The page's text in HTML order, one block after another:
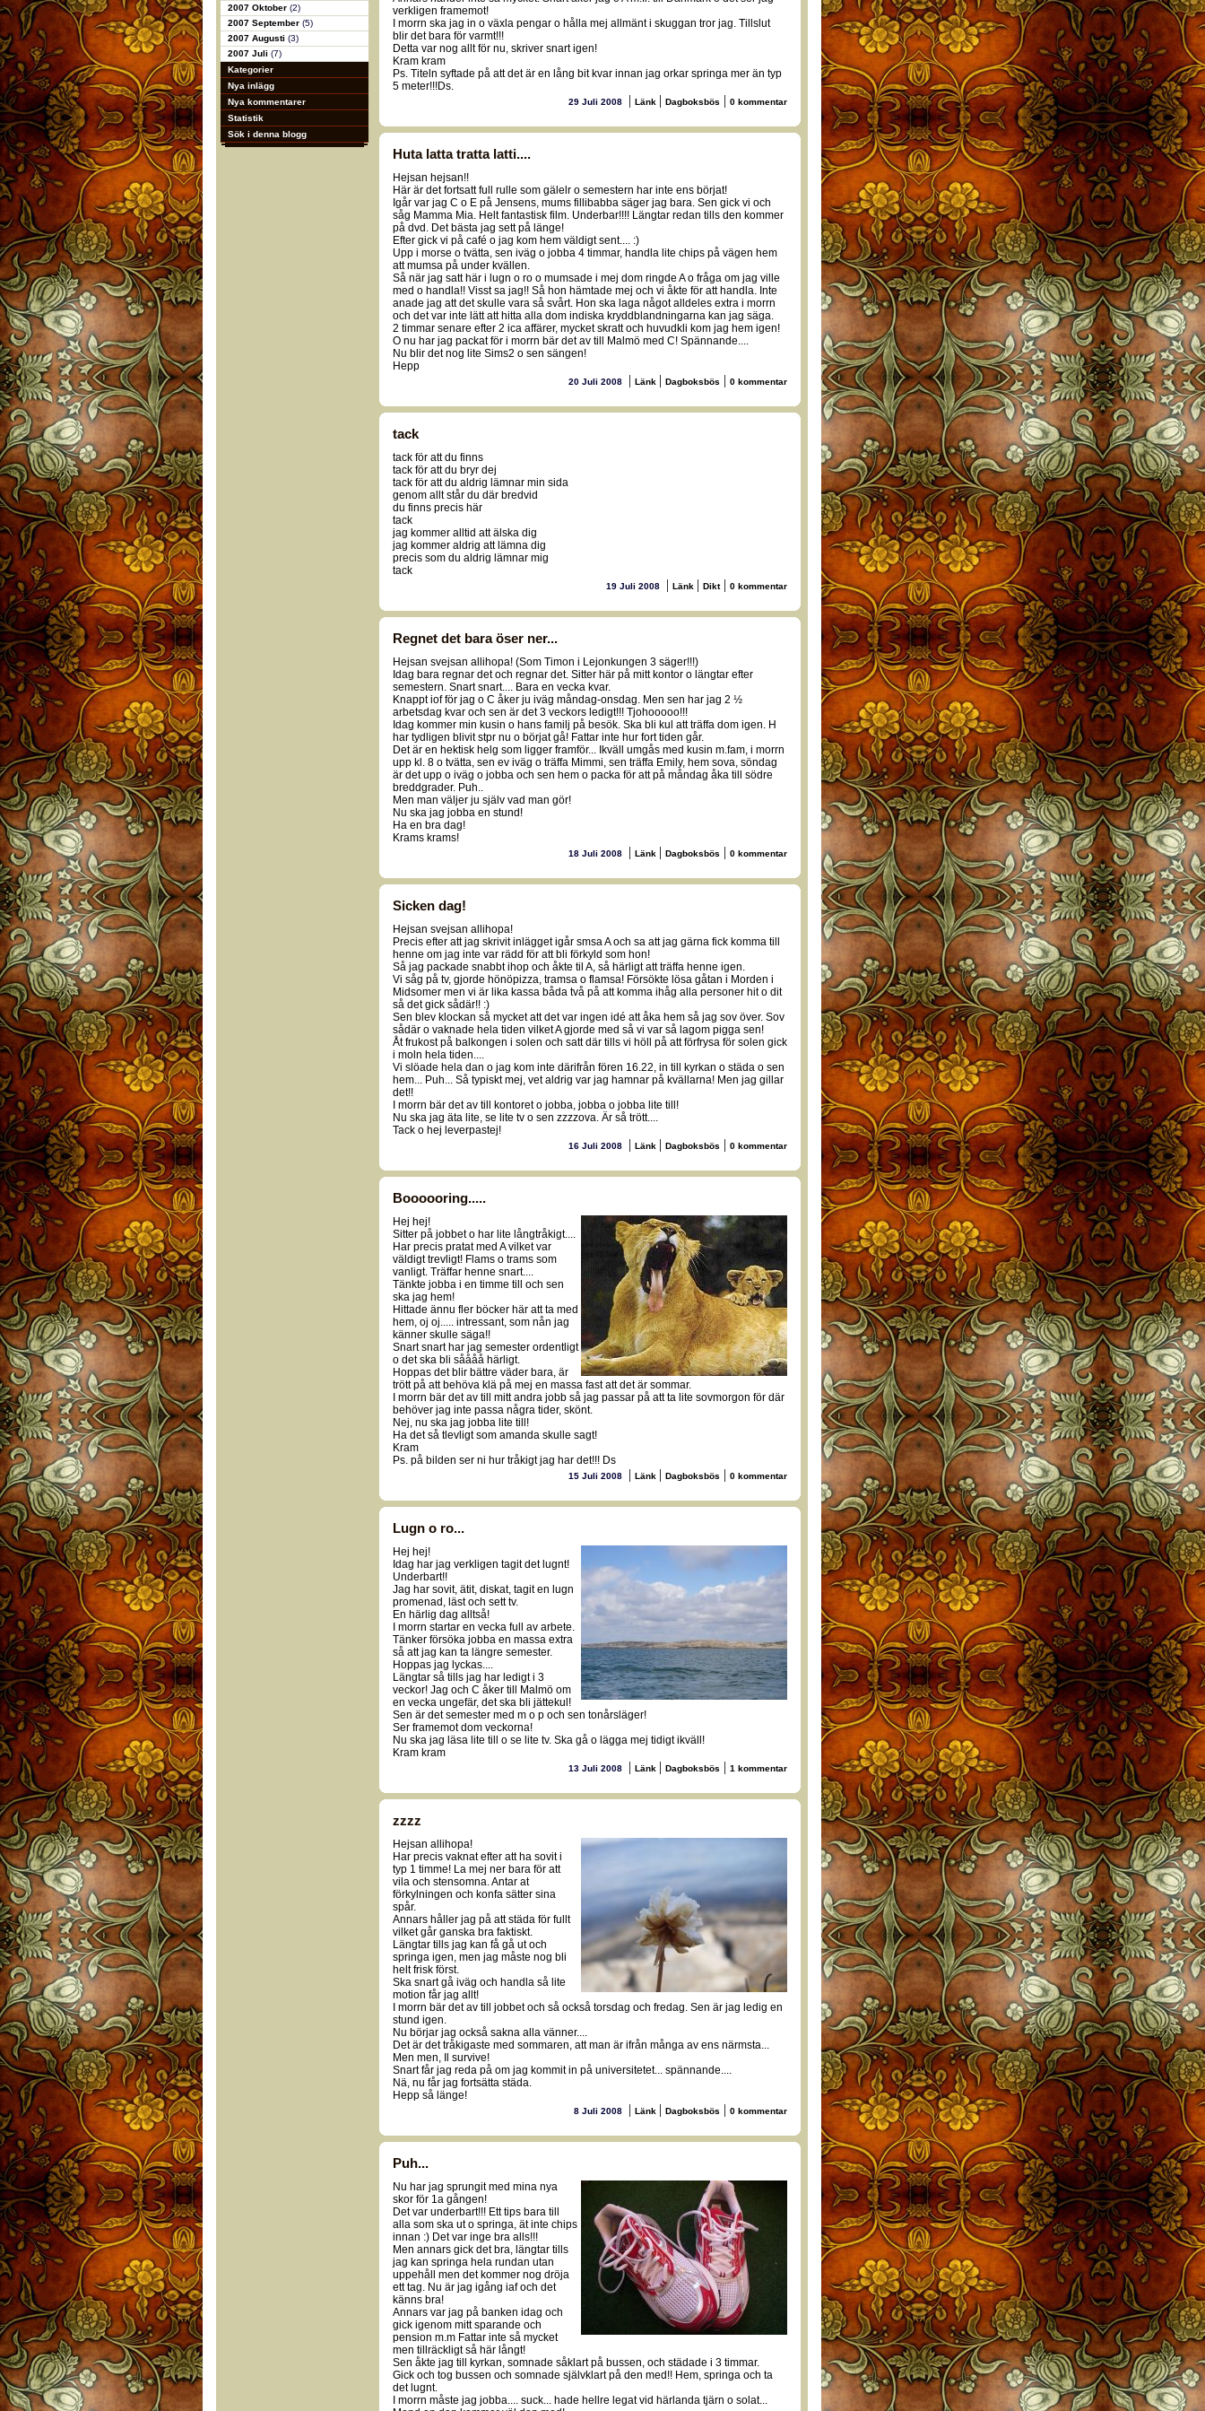
2007 Oktober (2)
2007 September (5)
2007 Augusti (3)
2007 Juli (7)
Kategorier
Nya inlägg
Nya kommentarer
Statistik
Sök i denna blogg
verkligen framemot!
I morrn ska jag in o växla pengar o hålla mej allmänt i skuggan tror jag. Tillslut
blir det bara för varmt!!!
Detta var nog allt för nu, skriver snart igen!
Kram kram
Ps. Titeln syftade på att det är en lång bit kvar innan jag orkar springa mer än typ
5 meter!!!Ds.
29 Juli 2008 | Länk | Dagboksbös | 0 kommentar
Huta latta tratta latti....
Hejsan hejsan!!
Här är det fortsatt full rulle som gälelr o semestern har inte ens börjat!
Igår var jag C o E på Jensens, mums fillibabba säger jag bara. Sen gick vi och
såg Mamma Mia. Helt fantastisk film. Underbar!!!! Längtar redan tills den kommer
på dvd. Det bästa jag sett på länge!
Efter gick vi på café o jag kom hem väldigt sent.... :)
Upp i morse o tvätta, sen iväg o jobba 4 timmar, handla lite chips på vägen hem
att mumsa på under kvällen.
Så när jag satt här i lugn o ro o mumsade i mej dom ringde A o fråga om jag ville
med o handla!! Visst sa jag!! Så hon hämtade mej och vi åkte för att handla. Inte
anade jag att det skulle vara så svårt. Hon ska laga något alldeles extra i morrn
och det var inte lätt att hitta alla dom indiska kryddblandningarna kan jag säga.
2 timmar senare efter 2 ica affärer, mycket skratt och huvudkli kom jag hem igen!
O nu har jag packat för i morrn bär det av till Malmö med C! Spännande....
Nu blir det nog lite Sims2 o sen sängen!
Hepp
20 Juli 2008 | Länk | Dagboksbös | 0 kommentar
tack
tack för att du finns
tack för att du bryr dej
tack för att du aldrig lämnar min sida
genom allt står du där bredvid
du finns precis här
tack
jag kommer alltid att älska dig
jag kommer aldrig att lämna dig
precis som du aldrig lämnar mig
tack
19 Juli 2008 | Länk | Dikt| 0 kommentar
Regnet det bara öser ner...
Hejsan svejsan allihopa! (Som Timon i Lejonkungen 3 säger!!!)
Idag bara regnar det och regnar det. Sitter här på mitt kontor o längtar efter
semestern. Snart snart.... Bara en vecka kvar.
Knappt iof för jag o C åker ju iväg måndag-onsdag. Men sen har jag 2 ½
arbetsdag kvar och sen är det 3 veckors ledigt!!! Tjohooooo!!!
Idag kommer min kusin o hans familj på besök. Ska bli kul att träffa dom igen. H
har tydligen blivit stpr nu o börjat gå! Fattar inte hur fort tiden går.
Det är en hektisk helg som ligger framför... Ikväll umgås med kusin m.fam, i morrn
upp kl. 8 o tvätta, sen ev iväg o träffa Mimmi, sen träffa Emily, hem sova, söndag
är det upp o iväg o jobba och sen hem o packa för att på måndag åka till södre
breddgrader. Puh..
Men man väljer ju själv vad man gör!
Nu ska jag jobba en stund!
Ha en bra dag!
Krams krams!
18 Juli 2008 | Länk | Dagboksbös | 0 kommentar
Sicken dag!
Hejsan svejsan allihopa!
Precis efter att jag skrivit inlägget igår smsa A och sa att jag gärna fick komma till
henne om jag inte var rädd för att bli förkyld som hon!
Så jag packade snabbt ihop och åkte til A, så härligt att träffa henne igen.
Vi såg på tv, gjorde hönöpizza, tramsa o flamsa! Försökte lösa gåtan i Morden i
Midsomer men vi är lika kassa båda två på att komma ihåg alla personer hit o dit
så det gick sådär!! :)
Sen blev klockan så mycket att det var ingen idé att åka hem så jag sov över. Sov
sådär o vaknade hela tiden vilket A gjorde med så vi var så lagom pigga sen!
Åt frukost på balkongen i solen och satt där tills vi höll på att förfrysa för solen gick
i moln hela tiden....
Vi slöade hela dan o jag kom inte därifrån fören 16.22, in till kyrkan o städa o sen
hem... Puh... Så typiskt mej, vet aldrig var jag hamnar på kvällarna! Men jag gillar
det!!
I morrn bär det av till kontoret o jobba, jobba o jobba lite till!
Nu ska jag äta lite, se lite tv o sen zzzzova. Är så trött....
Tack o hej leverpastej!
16 Juli 2008 | Länk | Dagboksbös | 0 kommentar
Boooooring.....
Hej hej!
Sitter på jobbet o har lite långtråkigt....
Har precis pratat med A vilket var
väldigt trevligt! Flams o trams som
vanligt. Träffar henne snart....
Tänkte jobba i en timme till och sen
ska jag hem!
Hittade ännu fler böcker här att ta med
hem, oj oj..... intressant, som nån jag
känner skulle säga!!
Snart snart har jag semester ordentligt
o det ska bli såååå härligt.
Hoppas det blir bättre väder bara, är
trött på att behöva klä på mej en massa fast att det är sommar.
I morrn bär det av till mitt andra jobb så jag passar på att ta lite sovmorgon för där
behöver jag inte passa några tider, skönt.
Nej, nu ska jag jobba lite till!
Ha det så tlevligt som amanda skulle sagt!
Kram
Ps. på bilden ser ni hur tråkigt jag har det!!! Ds
15 Juli 2008 | Länk | Dagboksbös | 0 kommentar
Lugn o ro...
Hej hej!
Idag har jag verkligen tagit det lugnt!
Underbart!!
Jag har sovit, ätit, diskat, tagit en lugn
promenad, läst och sett tv.
En härlig dag alltså!
I morrn startar en vecka full av arbete.
Tänker försöka jobba en massa extra
så att jag kan ta längre semester.
Hoppas jag lyckas....
Längtar så tills jag har ledigt i 3
veckor! Jag och C åker till Malmö om
en vecka ungefär, det ska bli jättekul!
Sen är det semester med m o p och sen tonårsläger!
Ser framemot dom veckorna!
Nu ska jag läsa lite till o se lite tv. Ska gå o lägga mej tidigt ikväll!
Kram kram
13 Juli 2008 | Länk | Dagboksbös | 1 kommentar
zzzz
Hejsan allihopa!
Har precis vaknat efter att ha sovit i
typ 1 timme! La mej ner bara för att
vila och stensomna. Antar at
förkylningen och konfa sätter sina
spår.
Annars håller jag på att städa för fullt
vilket går ganska bra faktiskt.
Längtar tills jag kan få gå ut och
springa igen, men jag måste nog bli
helt frisk först.
Ska snart gå iväg och handla så lite
motion får jag allt!
I morrn bär det av till jobbet och så också torsdag och fredag. Sen är jag ledig en
stund igen.
Nu börjar jag också sakna alla vänner....
Det är det tråkigaste med sommaren, att man är ifrån många av ens närmsta...
Men men, Il survive!
Snart får jag reda på om jag kommit in på universitetet... spännande....
Nä, nu får jag fortsätta städa.
Hepp så länge!
8 Juli 2008 | Länk | Dagboksbös | 0 kommentar
Puh...
Nu har jag sprungit med mina nya
skor för 1a gången!
Det var underbart!!! Ett tips bara till
alla som ska ut o springa, ät inte chips
innan :) Det var inge bra alls!!!
Men annars gick det bra, längtar tills
jag kan springa hela rundan utan
uppehåll men det kommer nog dröja
ett tag. Nu är jag igång iaf och det
känns bra!
Annars var jag på banken idag och
gick igenom mitt sparande och
pension m.m Fattar inte så mycket
men tillräckligt så här långt!
Sen åkte jag till kyrkan, somnade såklart på bussen, och städade i 3 timmar.
Gick och tog bussen och somnade självklart på den med!! Hem, springa och ta
det lugnt.
I morrn måste jag jobba.... suck... hade hellre legat vid härlanda tjärn o solat...